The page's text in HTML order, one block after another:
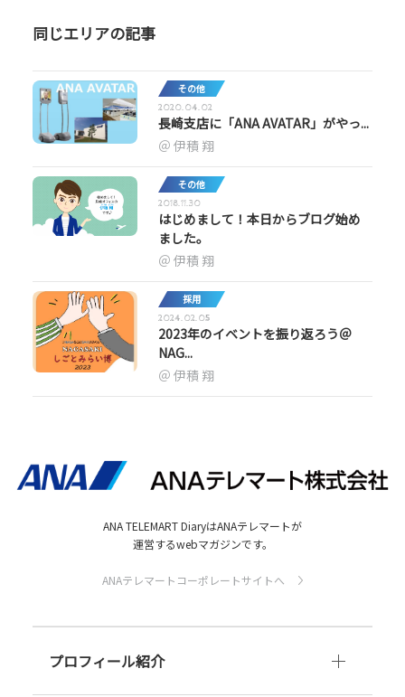
同じエリアの記事
その他
2020.04.02
長崎支店に「ANA AVATAR」がやっ...
伊積 翔
その他
2018.11.30
はじめまして！本日からブログ始め
ました。
伊積 翔
採用
2024.02.05
2023年のイベントを振り返ろう＠
NAG...
伊積 翔
ANA TELEMART DiaryはANAテレマートが
運営するwebマガジンです。
ANAテレマートコーポレートサイトへ
プロフィール紹介